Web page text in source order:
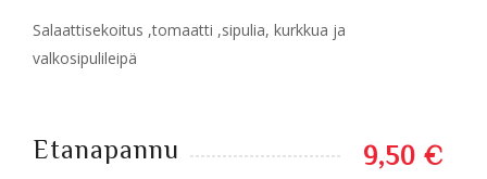
Salaattisekoitus ,tomaatti ,sipulia, kurkkua ja
valkosipulileipä
Etanapannu 9,50 €